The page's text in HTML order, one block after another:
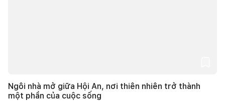
Ngôi nhà mở giữa Hội An, nơi thiên nhiên trở thành
một phần của cuộc sống